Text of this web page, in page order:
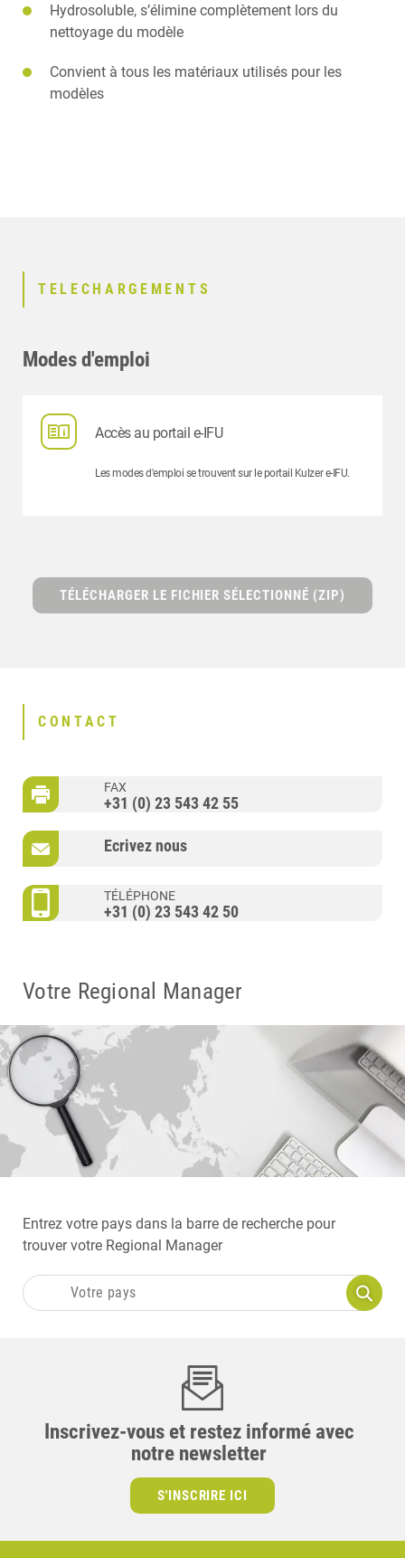
Hydrosoluble, s’élimine complètement lors du
nettoyage du modèle
Convient à tous les matériaux utilisés pour les
modèles
TELECHARGEMENTS
Modes d'emploi
Accès au portail e-IFU
Les modes d'emploi se trouvent sur le portail Kulzer e-IFU.
TÉLÉCHARGER LE FICHIER SÉLECTIONNÉ (ZIP)
CONTACT
FAX
+31 (0) 23 543 42 55
Ecrivez nous
TÉLÉPHONE
+31 (0) 23 543 42 50
Votre Regional Manager
Entrez votre pays dans la barre de recherche pour
trouver votre Regional Manager
Inscrivez-vous et restez informé avec
notre newsletter
S'INSCRIRE ICI